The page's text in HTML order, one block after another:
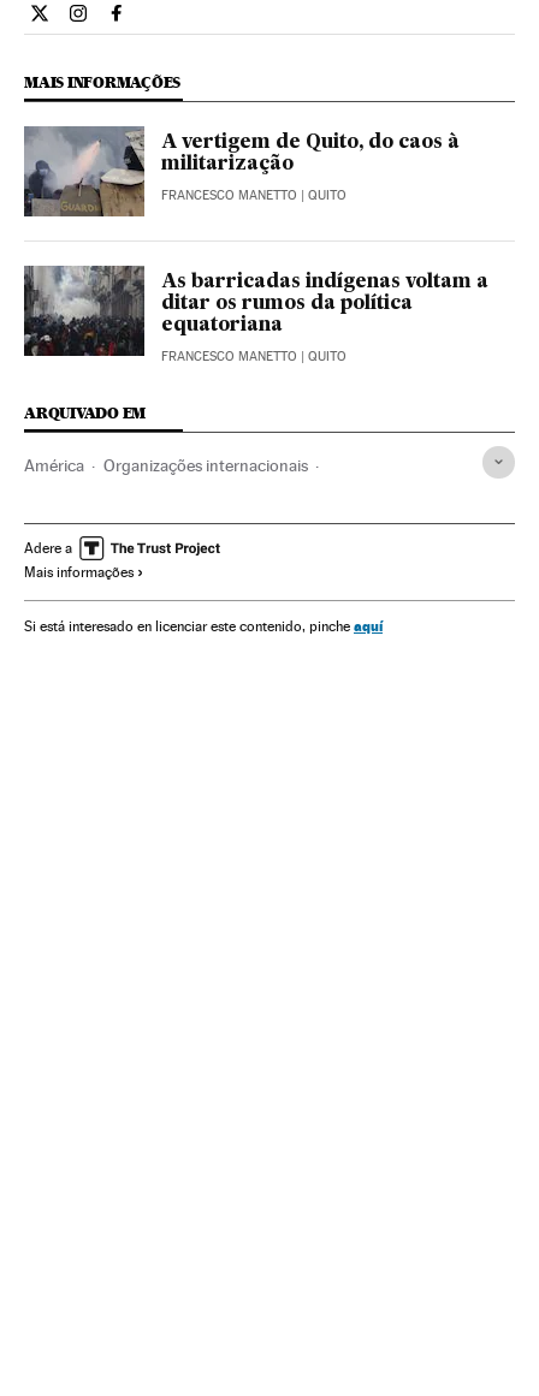
Internacional El País Brasil en Twitter
Internacional El País Brasil en Instagram
Internacional El País Brasil en Facebook
MAIS INFORMAÇÕES
A vertigem de Quito, do caos à
militarização
FRANCESCO MANETTO | QUITO
As barricadas indígenas voltam a
ditar os rumos da política
equatoriana
FRANCESCO MANETTO | QUITO
ARQUIVADO EM
América Organizações internacionais
Lenín Moreno Equador
Mal-estar social
Etnias
Adere a
Mais informações
Si está interesado en licenciar este contenido, pinche aquí